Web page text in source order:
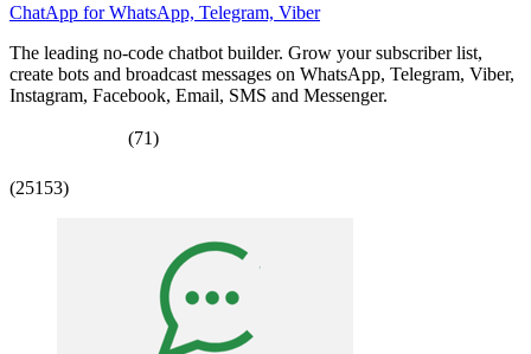
ChatApp for WhatsApp, Telegram, Viber
The leading no-code chatbot builder. Grow your subscriber list,
create bots and broadcast messages on WhatsApp, Telegram, Viber,
Instagram, Facebook, Email, SMS and Messenger.
(71)
(25153)